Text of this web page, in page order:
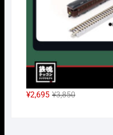
た。
す。
¥3,850元
¥2,695
現